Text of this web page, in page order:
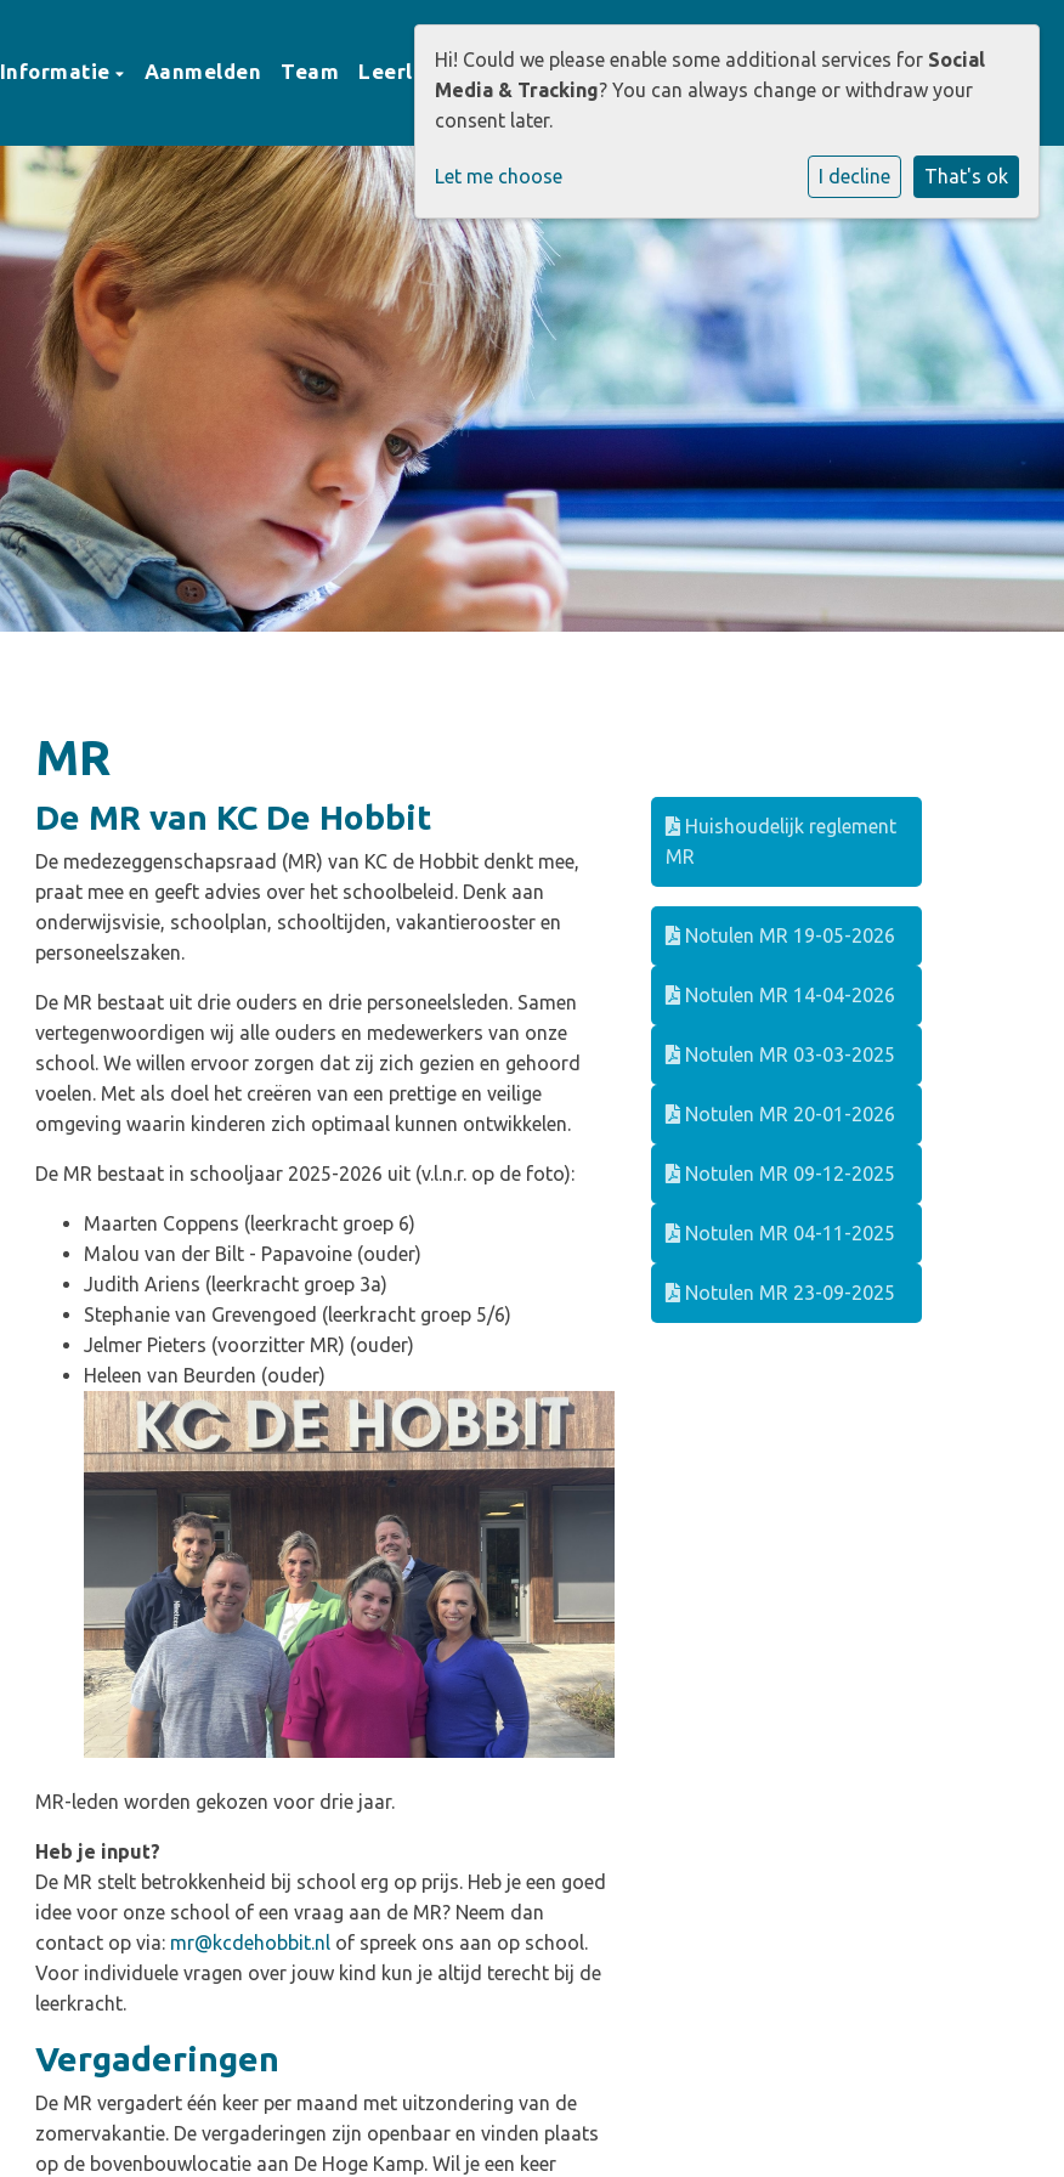
Informatie Aanmelden Team Leerlingen Ouders Opvang Werken bij
MR
De MR van KC De Hobbit
De medezeggenschapsraad (MR) van KC de Hobbit denkt mee,
praat mee en geeft advies over het schoolbeleid. Denk aan
onderwijsvisie, schoolplan, schooltijden, vakantierooster en
personeelszaken.
De MR bestaat uit drie ouders en drie personeelsleden. Samen
vertegenwoordigen wij alle ouders en medewerkers van onze
school. We willen ervoor zorgen dat zij zich gezien en gehoord
voelen. Met als doel het creëren van een prettige en veilige
omgeving waarin kinderen zich optimaal kunnen ontwikkelen.
De MR bestaat in schooljaar 2025-2026 uit (v.l.n.r. op de foto):
Maarten Coppens (leerkracht groep 6)
Malou van der Bilt - Papavoine (ouder)
Judith Ariens (leerkracht groep 3a)
Stephanie van Grevengoed (leerkracht groep 5/6)
Jelmer Pieters (voorzitter MR) (ouder)
Heleen van Beurden (ouder)
MR-leden worden gekozen voor drie jaar.
Heb je input?
De MR stelt betrokkenheid bij school erg op prijs. Heb je een goed
idee voor onze school of een vraag aan de MR? Neem dan
contact op via: mr@kcdehobbit.nl of spreek ons aan op school.
Voor individuele vragen over jouw kind kun je altijd terecht bij de
leerkracht.
Vergaderingen
De MR vergadert één keer per maand met uitzondering van de
zomervakantie. De vergaderingen zijn openbaar en vinden plaats
op de bovenbouwlocatie aan De Hoge Kamp. Wil je een keer
Huishoudelijk reglement
MR
Notulen MR 19-05-2026
Notulen MR 14-04-2026
Notulen MR 03-03-2025
Notulen MR 20-01-2026
Notulen MR 09-12-2025
Notulen MR 04-11-2025
Notulen MR 23-09-2025
Hi! Could we please enable some additional services for Social
Media & Tracking? You can always change or withdraw your
consent later.
Let me choose I decline That's ok